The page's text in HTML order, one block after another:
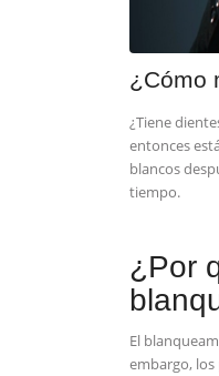
¿Cómo
¿Tiene
entonces
blancos
tiempo.
¿Por
El
embargo,